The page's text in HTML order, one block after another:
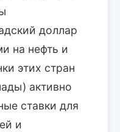
доллар
на нефть и
этих стран
активно
ставки для
и